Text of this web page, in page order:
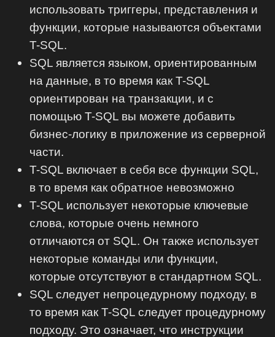
использовать триггеры, представления и
функции, которые называются объектами
T-SQL.
SQL является языком, ориентированным
на данные, в то время как T-SQL
ориентирован на транзакции, и с
помощью T-SQL вы можете добавить
бизнес-логику в приложение из серверной
части‎.
‎T-SQL включает в себя все функции SQL,
в то время как обратное невозможно‎
‎T-SQL использует некоторые ключевые
слова, которые очень немного
отличаются от SQL. Он также использует
некоторые команды или функции,
которые отсутствуют в стандартном SQL.‎
‎SQL следует непроцедурному подходу, в
то время как T-SQL следует процедурному
подходу. Это означает, что инструкции